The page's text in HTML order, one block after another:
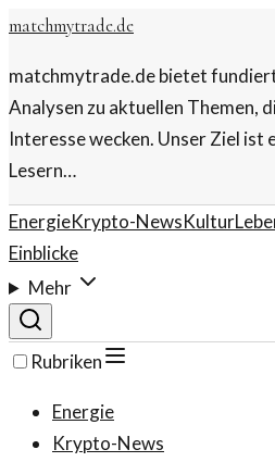
matchmytrade.de
matchmytrade.de bietet
Analysen zu aktuellen Themen,
Interesse wecken. Unser Ziel ist
Lesern…
EnergieKrypto-NewsKultur
Einblicke
Mehr
Rubriken
Energie
Krypto-News